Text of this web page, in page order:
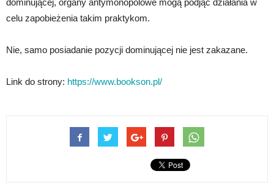
dominującej, organy antymonopolowe mogą podjąć działania w
celu zapobieżenia takim praktykom.
Nie, samo posiadanie pozycji dominującej nie jest zakazane.
Link do strony: https://www.bookson.pl/